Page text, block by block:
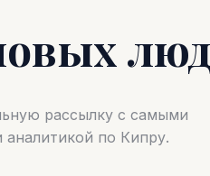
рассылку с самыми
аналитикой по Кипру.